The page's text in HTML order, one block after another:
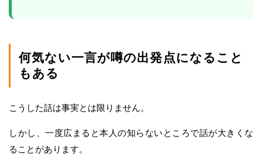
何気ない一言が噂の出発点になること
もある
こうした話は事実とは限りません。
しかし、一度広まると本人の知らないところで話が大きくな
ることがあります。